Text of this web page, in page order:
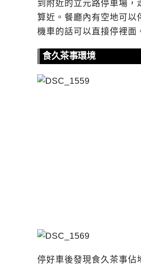
到附近的立元路停車場，
算近。餐廳內有空地可以
機車的話可以直接停裡面
食久茶事環境
停好車後發現食久茶事佔